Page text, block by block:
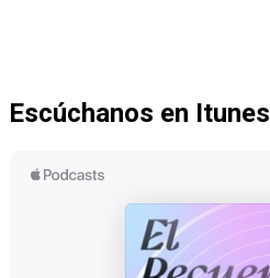
Escúchanos en Itunes